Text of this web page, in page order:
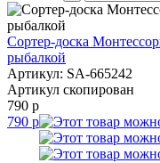
Сортер-доска
рыбалкой
Артикул: SA-665242
Артикул скопирован
790 р
790 р